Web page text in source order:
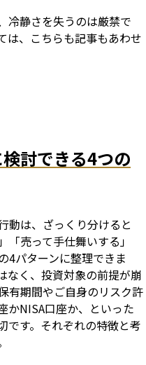
冷静さを失うのは厳禁で
は、こちらも記事もあわせ
討できる4つの
動は、ざっくり分けると
「売って手仕舞いする」
4パターンに整理できま
なく、投資対象の前提が崩
有期間やご自身のリスク許
かNISA口座か、といった
です。それぞれの特徴と考